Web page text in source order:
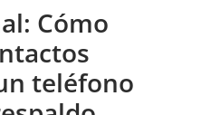
Cómo
teléfono